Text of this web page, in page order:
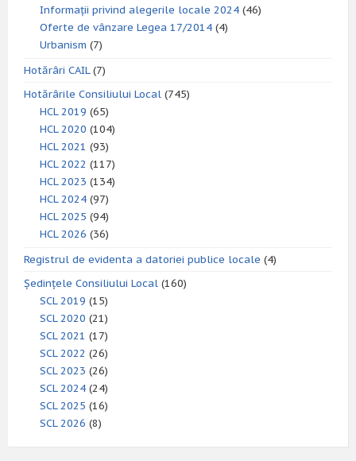
Informații privind alegerile locale 2024 (46)
Oferte de vânzare Legea 17/2014 (4)
Urbanism (7)
Hotărâri CAIL(7)
Hotărârile Consiliului Local (745)
HCL 2019 (65)
HCL 2020 (104)
HCL 2021 (93)
HCL 2022 (117)
HCL 2023 (134)
HCL 2024 (97)
HCL 2025 (94)
HCL 2026 (36)
Registrul de evidenta a datoriei publice locale (4)
Ședințele Consiliului Local (160)
SCL 2019 (15)
SCL 2020 (21)
SCL 2021 (17)
SCL 2022 (26)
SCL 2023 (26)
SCL 2024 (24)
SCL 2025 (16)
SCL 2026 (8)